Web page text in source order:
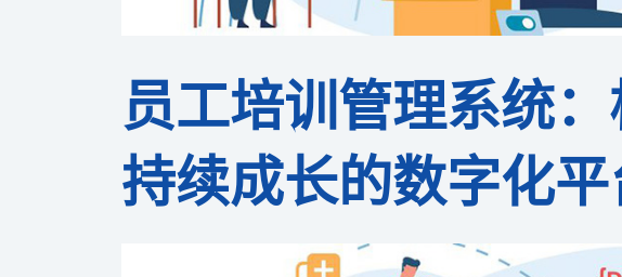
员工培训管理系统
持续成长的数字化